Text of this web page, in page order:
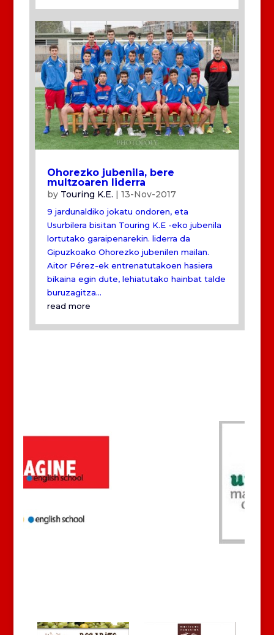
Ohorezko jubenila, bere
multzoaren liderra
by Touring K.E. | 13-Nov-2017
9 jardunaldiko jokatu ondoren, eta
Usurbilera bisitan Touring K.E -eko jubenila
lortutako garaipenarekin. liderra da
Gipuzkoako Ohorezko jubenilen mailan.
Aitor Pérez-ek entrenatutakoen hasiera
bikaina egin dute, lehiatutako hainbat talde
buruzagitza...
read more